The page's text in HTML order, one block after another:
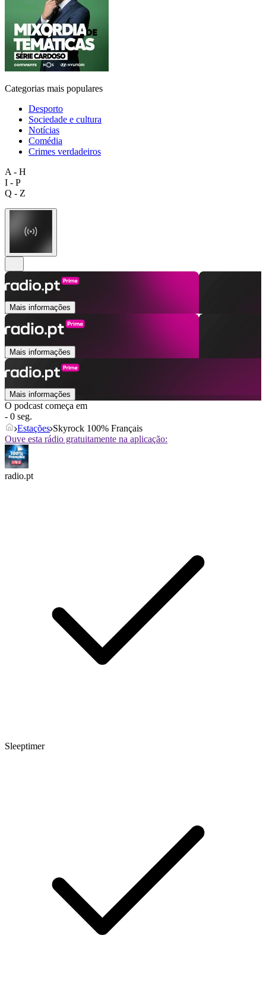
Categorias mais populares
Desporto
Sociedade e cultura
Notícias
Comédia
Crimes verdadeiros
A - H
I - P
Q - Z
Mais informações
Mais informações
Mais informações
O podcast começa em
- 0 seg.
Estações Skyrock 100% Français
Ouve esta rádio gratuitamente na aplicação:
radio.pt
Sleeptimer